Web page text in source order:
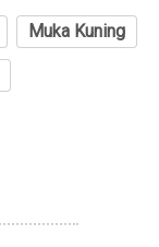
Muka Kuning